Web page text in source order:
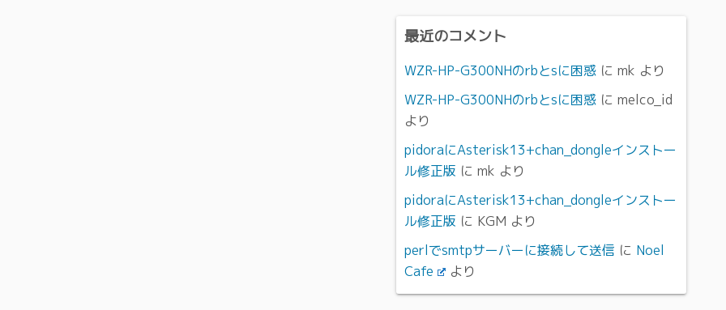
最近のコメント
WZR-HP-G300NHのrbとsに困惑 に mk より
WZR-HP-G300NHのrbとsに困惑 に melco_id
より
pidoraにAsterisk13+chan_dongleインストー
ル修正版 に mk より
pidoraにAsterisk13+chan_dongleインストー
ル修正版 に KGM より
perlでsmtpサーバーに接続して送信 に Noel
Cafe
より